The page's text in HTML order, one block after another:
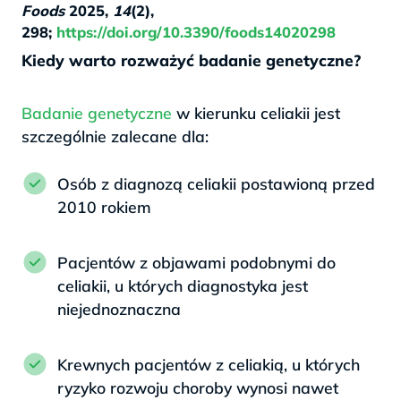
Foods 2025, 14(2),
298; https://doi.org/10.3390/foods14020298
Kiedy warto rozważyć badanie genetyczne?
Badanie genetyczne w kierunku celiakii jest
szczególnie zalecane dla:
Osób z diagnozą celiakii postawioną przed
2010 rokiem
Pacjentów z objawami podobnymi do
celiakii, u których diagnostyka jest
niejednoznaczna
Krewnych pacjentów z celiakią, u których
ryzyko rozwoju choroby wynosi nawet